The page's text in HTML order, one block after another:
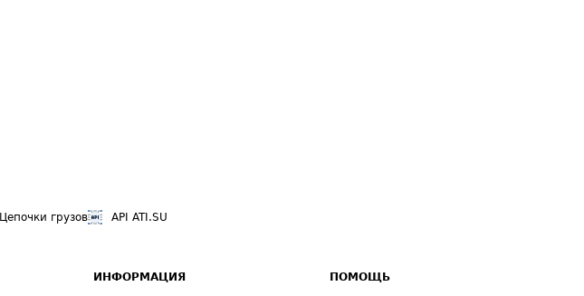
Цепочки грузов API ATI.SU
ИНФОРМАЦИЯ ПОМОЩЬ